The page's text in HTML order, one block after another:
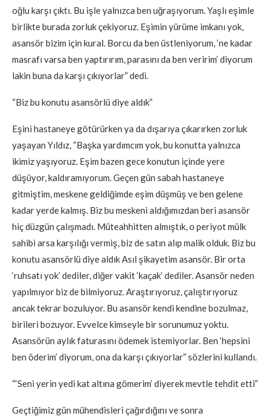
oğlu karşı çıktı. Bu işle yalnızca ben uğraşıyorum. Yaşlı eşimle
birlikte burada zorluk çekiyoruz. Eşimin yürüme imkanı yok,
asansör bizim için kural. Borcu da ben üstleniyorum, ‘ne kadar
masrafı varsa ben yaptırırım, parasını da ben veririm’ diyorum
lakin buna da karşı çıkıyorlar” dedi.
“Biz bu konutu asansörlü diye aldık”
Eşini hastaneye götürürken ya da dışarıya çıkarırken zorluk
yaşayan Yıldız, “Başka yardımcım yok, bu konutta yalnızca
ikimiz yaşıyoruz. Eşim bazen gece konutun içinde yere
düşüyor, kaldıramıyorum. Geçen gün sabah hastaneye
gitmiştim, meskene geldiğimde eşim düşmüş ve ben gelene
kadar yerde kalmış. Biz bu meskeni aldığımızdan beri asansör
hiç düzgün çalışmadı. Müteahhitten almıştık, o periyot mülk
sahibi arsa karşılığı vermiş, biz de satın alıp malik olduk. Biz bu
konutu asansörlü diye aldık Asıl şikayetim asansör. Bir orta
‘ruhsatı yok’ dediler, diğer vakit ‘kaçak’ dediler. Asansör neden
yapılmıyor biz de bilmiyoruz. Araştırıyoruz, çalıştırıyoruz
ancak tekrar bozuluyor. Bu asansör kendi kendine bozulmaz,
birileri bozuyor. Evvelce kimseyle bir sorunumuz yoktu.
Asansörün aylık faturasını ödemek istemiyorlar. Ben ‘hepsini
ben öderim’ diyorum, ona da karşı çıkıyorlar” sözlerini kullandı.
“‘Seni yerin yedi kat altına gömerim’ diyerek mevtle tehdit etti”
Geçtiğimiz gün mühendisleri çağırdığını ve sonra